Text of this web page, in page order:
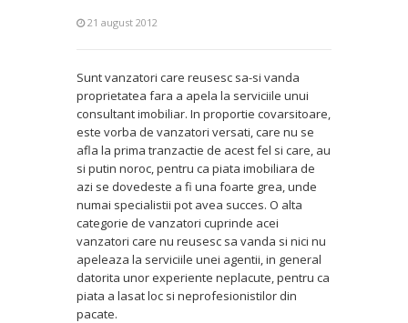
21 august 2012
Sunt vanzatori care reusesc sa-si vanda
proprietatea fara a apela la serviciile unui
consultant imobiliar. In proportie covarsitoare,
este vorba de vanzatori versati, care nu se
afla la prima tranzactie de acest fel si care, au
si putin noroc, pentru ca piata imobiliara de
azi se dovedeste a fi una foarte grea, unde
numai specialistii pot avea succes. O alta
categorie de vanzatori cuprinde acei
vanzatori care nu reusesc sa vanda si nici nu
apeleaza la serviciile unei agentii, in general
datorita unor experiente neplacute, pentru ca
piata a lasat loc si neprofesionistilor din
pacate.